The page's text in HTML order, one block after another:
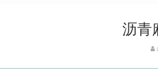
沥青